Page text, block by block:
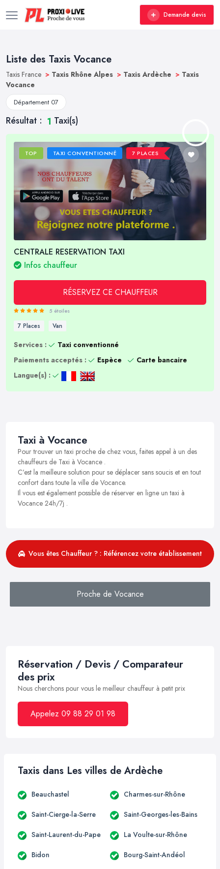
Demande devis
Liste des Taxis Vocance
Taxis France > Taxis Rhône Alpes > Taxis Ardèche > Taxis
Vocance
Département 07
Résultat : 1 Taxi(s)
TOP TAXI CONVENTIONNÉ 7 PLACES
CENTRALE RESERVATION TAXI
Infos chauffeur
RÉSERVEZ CE CHAUFFEUR
5 étoiles
7 Places Van
Services :
Taxi conventionné
Paiements acceptés :
Espèce
Carte bancaire
Langue(s) :
Taxi à Vocance
Pour trouver un taxi proche de chez vous, faites appel à un des
chauffeurs de Taxi à Vocance .
C’est la meilleure solution pour se déplacer sans soucis et en tout
confort dans toute la ville de Vocance.
Il vous est également possible de réserver en ligne un taxi à
Vocance 24h/7j .
Vous êtes Chauffeur ? : Référencez votre établissement
Proche de Vocance
Réservation / Devis / Comparateur
des prix
Nous cherchons pour vous le meilleur chauffeur à petit prix
Appelez 09 88 29 01 98
Taxis dans Les villes de Ardèche
Beauchastel Charmes-sur-Rhône
Saint-Cierge-la-Serre Saint-Georges-les-Bains
Saint-Laurent-du-Pape La Voulte-sur-Rhône
Bidon Bourg-Saint-Andéol